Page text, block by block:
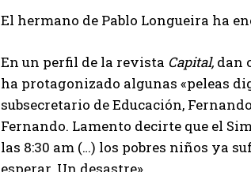
El hermano de Pablo Longueira ha
En un perfil de la revista Capital, dan
ha protagonizado algunas «peleas
subsecretario de Educación,
Fernando. Lamento decirte que el
las 8:30 am (…) los pobres niños ya
esperar. Un desastre».